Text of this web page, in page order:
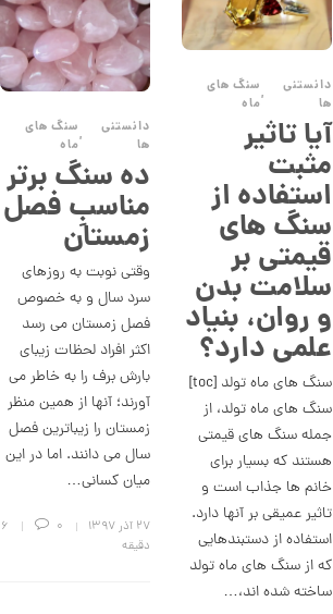
دانستنی
ها
,سنگ های
ماه
آیا تاثیر
مثبت
استفاده از
سنگ های
قیمتی بر
سلامت بدن
و روان، بنیاد
علمی دارد؟
سنگ های ماه تولد [toc]
سنگ های ماه تولد، از
جمله سنگ های قیمتی
هستند که بسیار برای
خانم ها جذاب است و
تاثیر عمیقی بر آنها دارد.
استفاده از دستبندهایی
که از سنگ های ماه تولد
ساخته شده اند،…
دانستنی
ها
,سنگ های
ماه
ده سنگ برتر
مناسبِ فصل
زمستان
وقتی نوبت به روزهای
سرد سال و به خصوص
فصل زمستان می رسد
اکثر افراد لحظات زیبای
بارش برف را به خاطر می
آورند؛ آنها از همین منظر
زمستان را زیباترین فصل
سال می دانند. اما در این
میان کسانی…
۲۷ آذر ۱۳۹۷ 0
6
دقیقه